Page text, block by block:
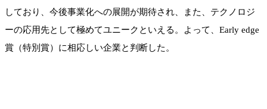
しており、今後事業化への展開が期待され、また、テクノロジ
ーの応用先として極めてユニークといえる。よって、Early edge
賞（特別賞）に相応しい企業と判断した。